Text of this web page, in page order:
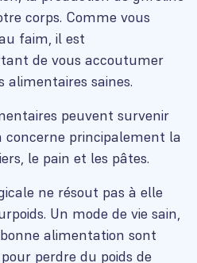
corps. Comme vous
faim, il est
de vous accoutumer
alimentaires saines.
peuvent survenir
concerne principalement la
le pain et les pâtes.
ne résout pas à elle
Un mode de vie sain,
alimentation sont
perdre du poids de